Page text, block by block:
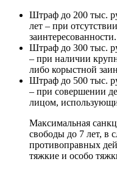
Штраф до 200 тыс.
лет – при
заинтересованности.
Штраф до 300 тыс.
– при наличии
либо корыстной
Штраф до 500 тыс.
– при совершении
лицом,
Максимальная
свободы до 7 лет, в
противоправных
тяжкие и особо